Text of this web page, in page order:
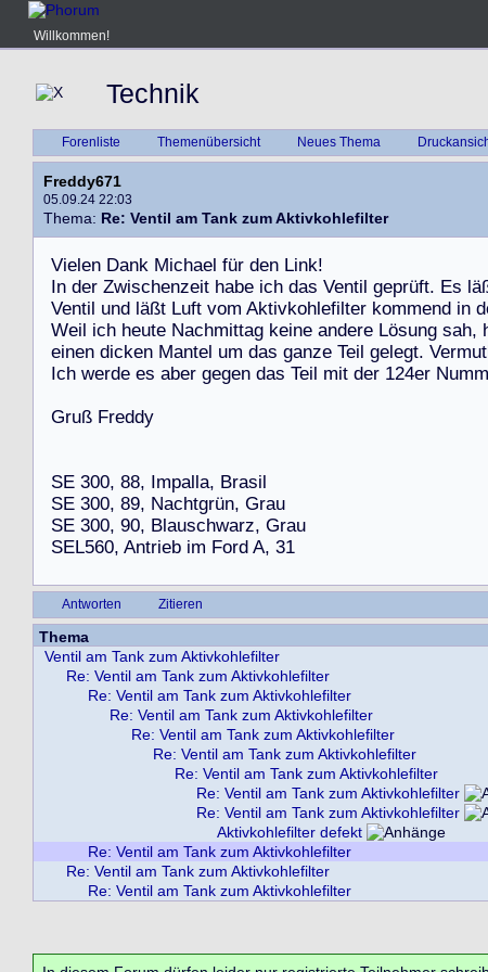
Willkommen!
Technik
Forenliste Themenübersicht Neues Thema
Freddy671
05.09.24 22:03
Thema: Re: Ventil am Tank zum Aktivkohlefilter
Vielen Dank Michael für den Link!
In der Zwischenzeit habe ich das Ventil geprüft. Es lä
Ventil und läßt Luft vom Aktivkohlefilter kommend in d
Weil ich heute Nachmittag keine andere Lösung sah,
einen dicken Mantel um das ganze Teil gelegt. Vermut
Ich werde es aber gegen das Teil mit der 124er Numm
Gruß Freddy
SE 300, 88, Impalla, Brasil
SE 300, 89, Nachtgrün, Grau
SE 300, 90, Blauschwarz, Grau
SEL560, Antrieb im Ford A, 31
Antworten Zitieren
Thema
Ventil am Tank zum Aktivkohlefilter
Re: Ventil am Tank zum Aktivkohlefilter
Re: Ventil am Tank zum Aktivkohlefilter
Re: Ventil am Tank zum Aktivkohlefilter
Re: Ventil am Tank zum Aktivkohlefilter
Re: Ventil am Tank zum Aktivkohlefilter
Re: Ventil am Tank zum Aktivkohlefilter
Re: Ventil am Tank zum Aktivkohlefilter
Re: Ventil am Tank zum Aktivkohlefilter
Aktivkohlefilter defekt
Re: Ventil am Tank zum Aktivkohlefilter
Re: Ventil am Tank zum Aktivkohlefilter
Re: Ventil am Tank zum Aktivkohlefilter